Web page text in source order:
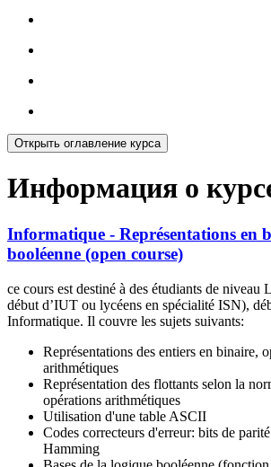
Открыть оглавление курса
Информация о
Informatique - Représentations en
booléenne (open course)
ce cours est destiné à des étudiants de niveau
début d’IUT ou lycéens en spécialité ISN),
Informatique. Il couvre les sujets suivants:
Représentations des entiers en binaire,
arithmétiques
Représentation des flottants selon la
opérations arithmétiques
Utilisation d'une table ASCII
Codes correcteurs d'erreur: bits de
Hamming